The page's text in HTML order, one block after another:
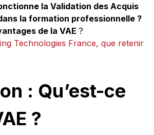
la Validation des Acquis
la formation professionnelle ?
de la VAE ?
Technologies France, que retenir
: Qu’est-ce
?